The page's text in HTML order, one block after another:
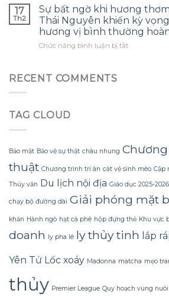
giảm
độ
bền
của
chất
khiến
không
gian
nhà
chưa
khi
vẻ
đẹp
truyền
thống
con
thần
tài
trên
bảng
số
mắt
lái
17
Th2
Sự bất ngờ khi hương
Thái Nguyên khiến kỳ
hương vị bình thường
Chức năng bình luận bị tắtở
vụn
Thái
Nguyên
kỳ
vọng
ban
đầu
hương
thường
toàn
RECENT COMMENTS
TAG CLOUD
Bảo mật Bảo vệ sự thật châu nhung
thuật Chương trình tri ân cát vệ sinh mèo Cập
Thủy văn Du lịch nội địa Giáo dục 2025-2026
chạy bộ đường dài Giải phóng mặt
khăn Hành ngò hạt cà phê hộp đựng thẻ Khu vực
doanh ly pha lê ly thủy tinh lắp
Yên Tử Lốc xoáy Madonna matcha mẹo
thủy Premier League Quy hoạch vùng nuôi